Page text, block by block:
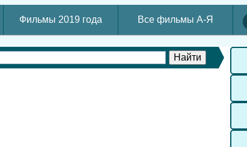
Фильмы 2019 года Все фильмы А-Я